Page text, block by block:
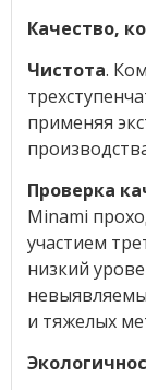
Качество,
Чистота.
применяя
Проверка
Minami
участием
низкий
и тяжелых